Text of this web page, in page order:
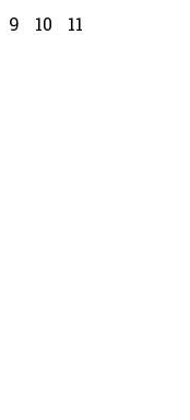
9 10 11